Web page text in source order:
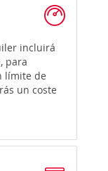
incluirá
para
límite de
un coste